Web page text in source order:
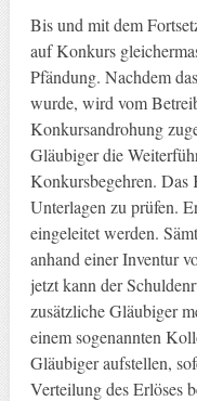
Bis und mit dem
auf Konkurs
Pfändung. Nachdem
wurde, wird vom
Konkursandrohung
Gläubiger die
Konkursbegehren. Das
Unterlagen zu prüfen.
eingeleitet werden.
anhand einer Inventur
jetzt kann der
zusätzliche Gläubiger
einem sogenannten
Gläubiger aufstellen,
Verteilung des Erlöses